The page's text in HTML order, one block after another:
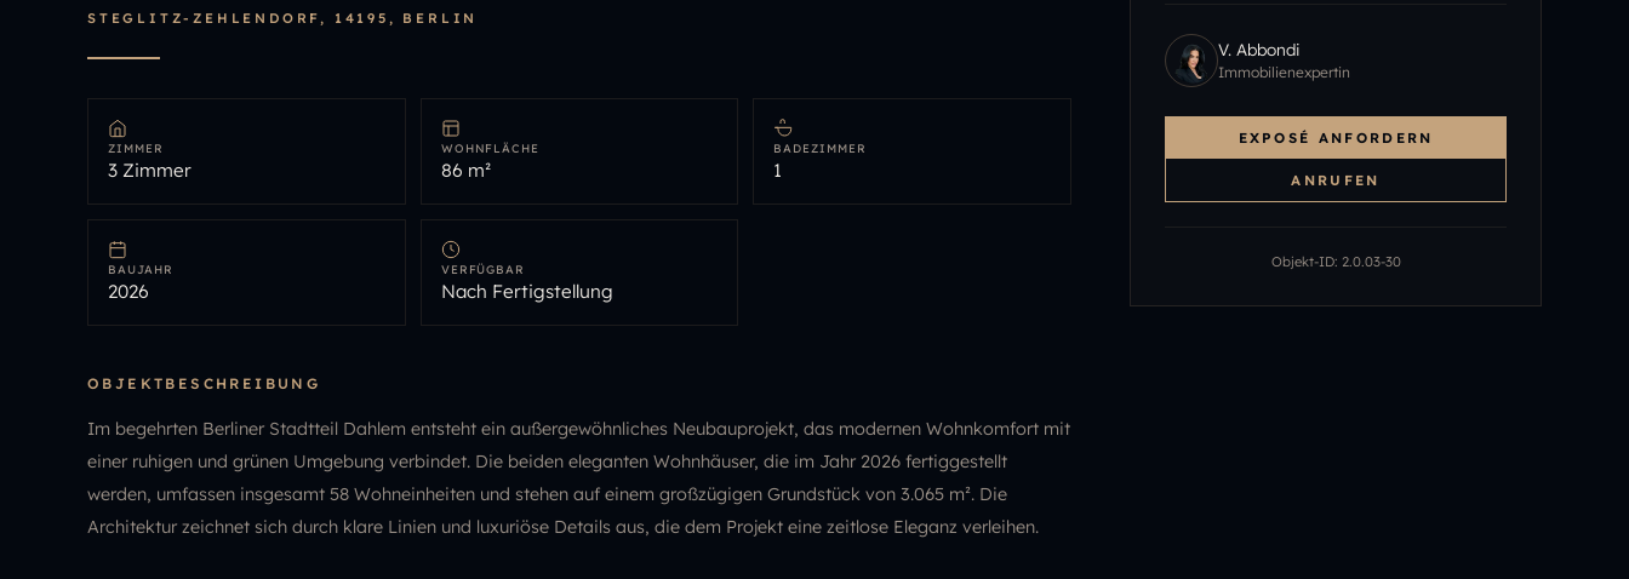
STEGLITZ-ZEHLENDORF, 14195, BERLIN
ZIMMER
3 Zimmer
WOHNFLÄCHE
86 m²
BADEZIMMER
1
BAUJAHR
2026
VERFÜGBAR
Nach Fertigstellung
OBJEKTBESCHREIBUNG
Im begehrten Berliner Stadtteil Dahlem entsteht ein außergewöhnliches Neubauprojekt, das modernen Wohnkomfort mit
einer ruhigen und grünen Umgebung verbindet. Die beiden eleganten Wohnhäuser, die im Jahr 2026 fertiggestellt
werden, umfassen insgesamt 58 Wohneinheiten und stehen auf einem großzügigen Grundstück von 3.065 m². Die
Architektur zeichnet sich durch klare Linien und luxuriöse Details aus, die dem Projekt eine zeitlose Eleganz verleihen.
V. Abbondi
Immobilienexpertin
EXPOSÉ ANFORDERN
ANRUFEN
Objekt-ID: 2.0.03-30